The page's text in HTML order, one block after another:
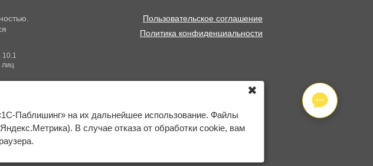
10.1
лиц
Пользовательское соглашение
Политика конфиденциальности
Паблишинг» на их дальнейшее использование. Файлы
В случае отказа от обработки cookie, вам
✖